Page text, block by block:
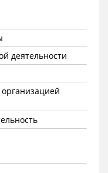
деятельности